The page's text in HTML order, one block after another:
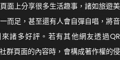
面上分享很多生活趣事，諸如旅遊美
而足，甚至還有人會自彈自唱，將音
諸多好評。若有其他網友透過QR
群頁面的內容時，會構成著作權的侵